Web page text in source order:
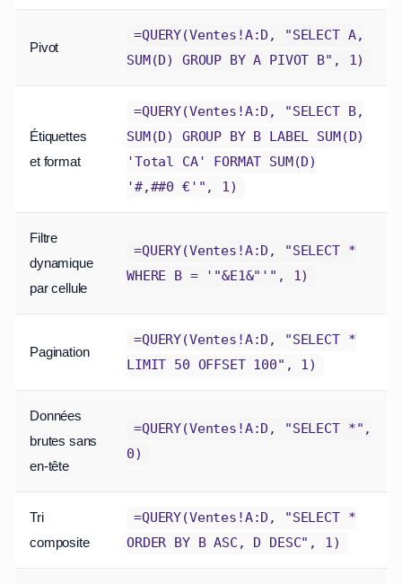
Pivot
=QUERY(Ventes!A:D, "SELECT A,
SUM(D) GROUP BY A PIVOT B", 1)
Étiquettes
et format
=QUERY(Ventes!A:D, "SELECT B,
SUM(D) GROUP BY B LABEL SUM(D)
'Total CA' FORMAT SUM(D)
'#,##0 €'", 1)
Filtre
dynamique
par cellule
=QUERY(Ventes!A:D, "SELECT *
WHERE B = '"&E1&"'", 1)
Pagination
=QUERY(Ventes!A:D, "SELECT *
LIMIT 50 OFFSET 100", 1)
Données
brutes sans
en-tête
=QUERY(Ventes!A:D, "SELECT *",
0)
Tri
composite
=QUERY(Ventes!A:D, "SELECT *
ORDER BY B ASC, D DESC", 1)